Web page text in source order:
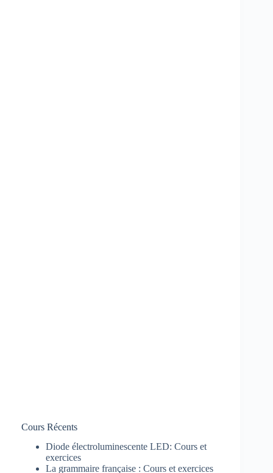
Cours Récents
Diode électroluminescente LED: Cours et
exercices
La grammaire française : Cours et exercices